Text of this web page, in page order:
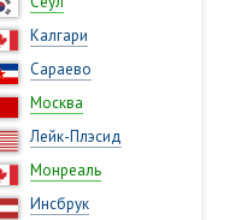
Калгари
Сараево
Москва
Лейк-Плэсид
Монреаль
Инсбрук